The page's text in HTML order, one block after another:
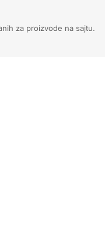
za proizvode na sajtu.